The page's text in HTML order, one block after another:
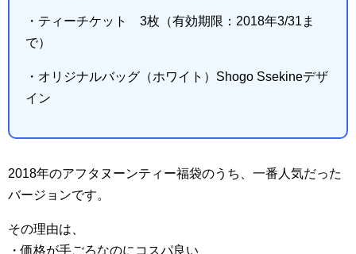
・ティーチケット 3枚（有効期限：2018年3/31ま
で）
・オリジナルバッグ（ホワイト）Shogo Ssekineデザ
イン
2018年のアフタヌーンティー福袋のうち、一番人気だった
バージョンです。
その理由は、
・価格が手ごろなのにコスパ良い